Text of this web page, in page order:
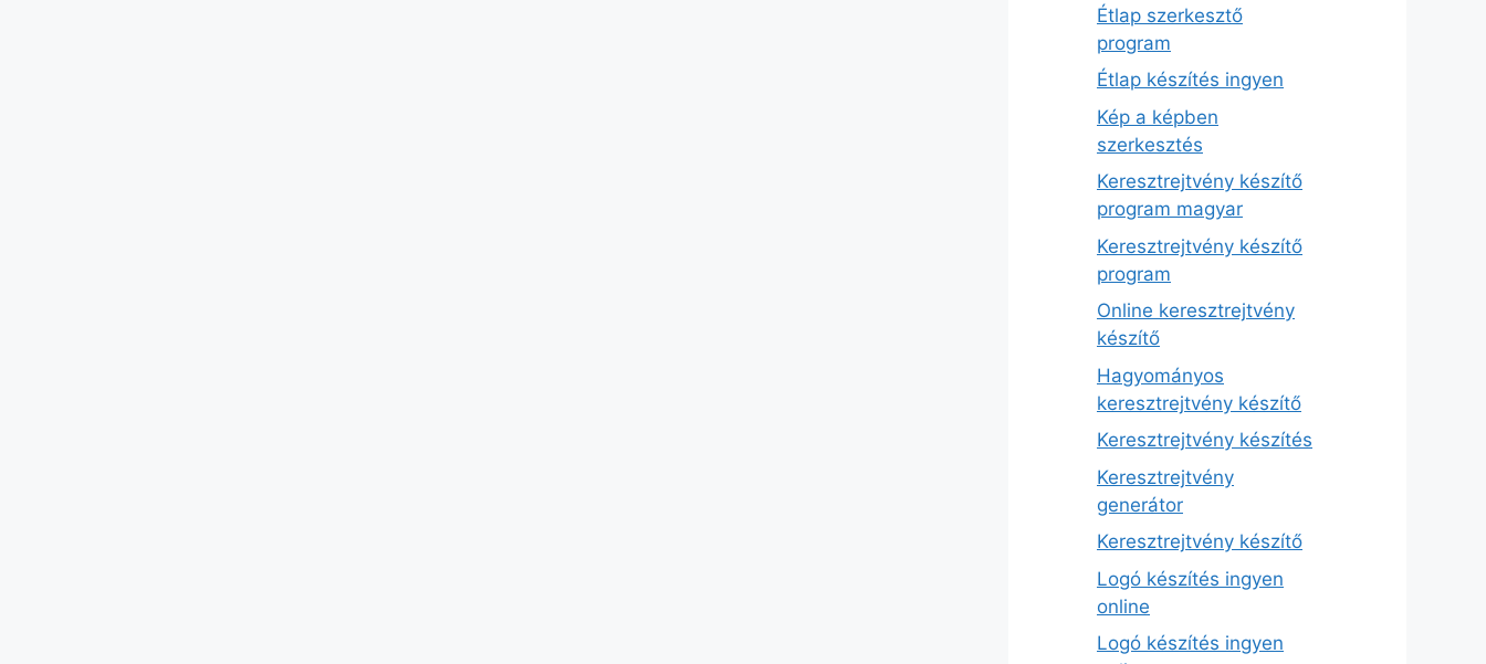
Étlap szerkesztő
program
Étlap készítés ingyen
Kép a képben
szerkesztés
Keresztrejtvény készítő
program magyar
Keresztrejtvény készítő
program
Online keresztrejtvény
készítő
Hagyományos
keresztrejtvény készítő
Keresztrejtvény készítés
Keresztrejtvény
generátor
Keresztrejtvény készítő
Logó készítés ingyen
online
Logó készítés ingyen